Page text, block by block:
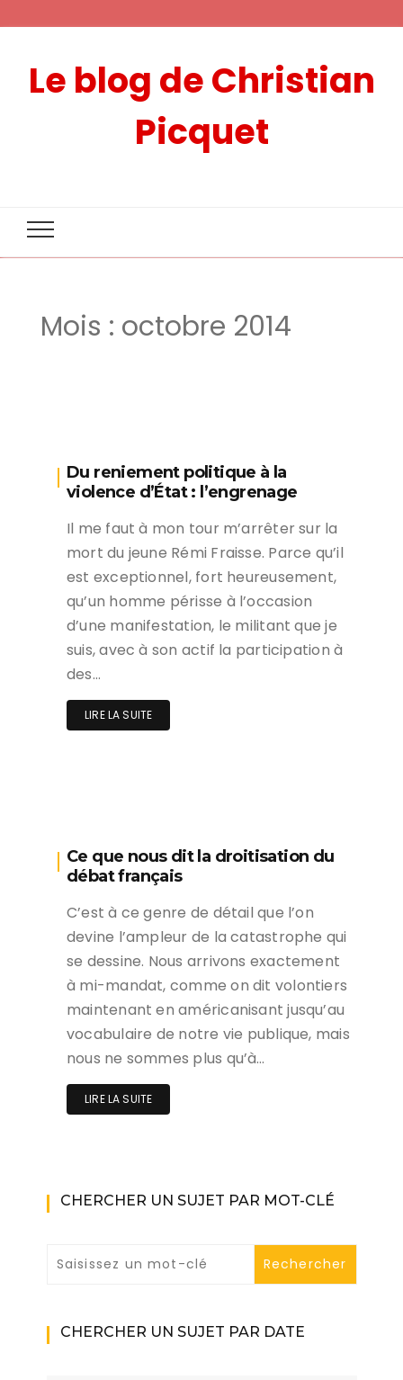
Le blog de Christian
Picquet
Mois : octobre 2014
Du reniement politique à la
violence d’État : l’engrenage
Il me faut à mon tour m’arrêter sur la
mort du jeune Rémi Fraisse. Parce qu’il
est exceptionnel, fort heureusement,
qu’un homme périsse à l’occasion
d’une manifestation, le militant que je
suis, avec à son actif la participation à
des…
LIRE LA SUITE
Ce que nous dit la droitisation du
débat français
C’est à ce genre de détail que l’on
devine l’ampleur de la catastrophe qui
se dessine. Nous arrivons exactement
à mi-mandat, comme on dit volontiers
maintenant en américanisant jusqu’au
vocabulaire de notre vie publique, mais
nous ne sommes plus qu’à…
LIRE LA SUITE
CHERCHER UN SUJET PAR MOT-CLÉ
CHERCHER UN SUJET PAR DATE